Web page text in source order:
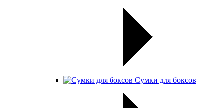
Сумки для боксов